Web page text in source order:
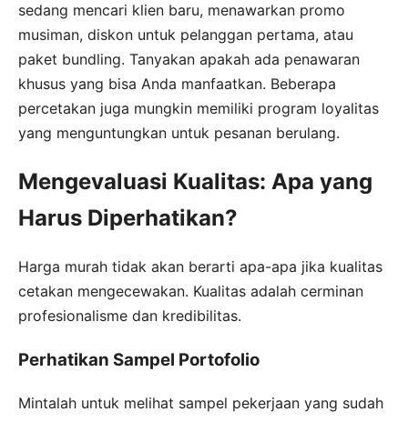
sedang mencari klien baru, menawarkan promo
musiman, diskon untuk pelanggan pertama, atau
paket bundling. Tanyakan apakah ada penawaran
khusus yang bisa Anda manfaatkan. Beberapa
percetakan juga mungkin memiliki program loyalitas
yang menguntungkan untuk pesanan berulang.
Mengevaluasi Kualitas: Apa yang
Harus Diperhatikan?
Harga murah tidak akan berarti apa-apa jika kualitas
cetakan mengecewakan. Kualitas adalah cerminan
profesionalisme dan kredibilitas.
Perhatikan Sampel Portofolio
Mintalah untuk melihat sampel pekerjaan yang sudah